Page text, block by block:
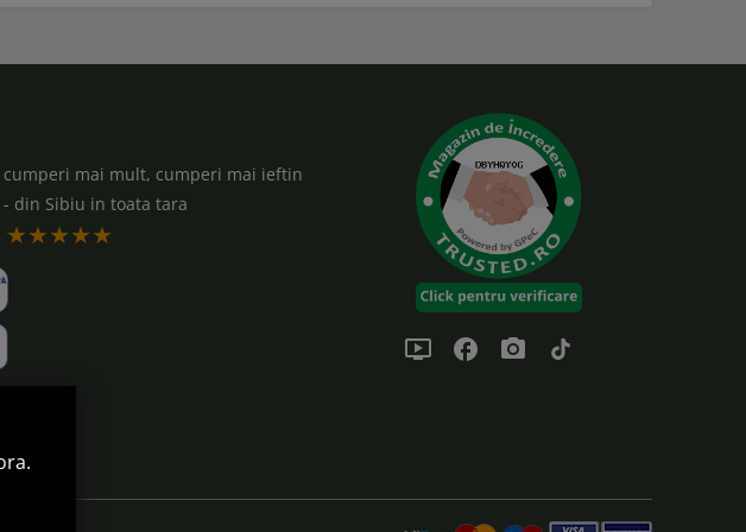
mai mult, cumperi mai ieftin
- din Sibiu in toata tara
★★★★★
ondemand_video facebook photo_camera tiktok